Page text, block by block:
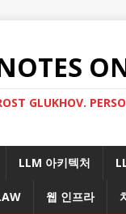
GLUKHOV.
LLM 아키텍처
웹 인프라